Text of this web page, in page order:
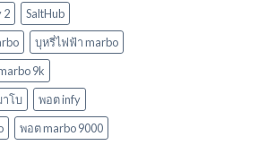
2
SaltHub
บุหรี่ไฟฟ้า marbo
9k
โบ
พอต infy
พอต marbo 9000